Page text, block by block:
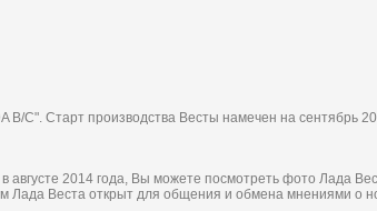
C". Старт производства Весты намечен на сентябрь
августе 2014 года, Вы можете посмотреть фото Лада
Лада Веста открыт для общения и обмена мнениями о